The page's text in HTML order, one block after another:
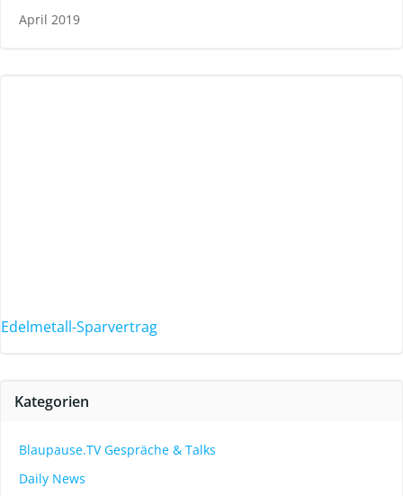
April 2019
Edelmetall-Sparvertrag
Kategorien
Blaupause.TV Gespräche & Talks
Daily News